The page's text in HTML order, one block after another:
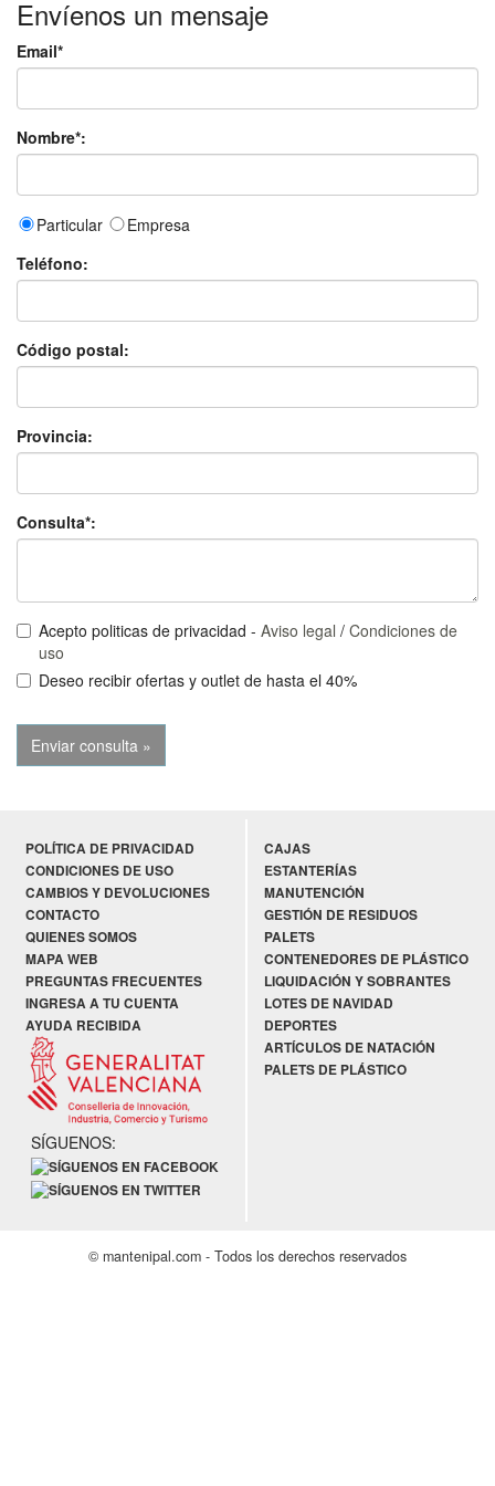
Envíenos un mensaje
Email*
Nombre*:
Particular
Empresa
Teléfono:
Código postal:
Provincia:
Consulta*:
Acepto politicas de privacidad - Aviso legal / Condiciones de
uso
Deseo recibir ofertas y outlet de hasta el 40%
POLÍTICA DE PRIVACIDAD
CONDICIONES DE USO
CAMBIOS Y DEVOLUCIONES
CONTACTO
QUIENES SOMOS
MAPA WEB
PREGUNTAS FRECUENTES
INGRESA A TU CUENTA
AYUDA RECIBIDA
SÍGUENOS:
CAJAS
ESTANTERÍAS
MANUTENCIÓN
GESTIÓN DE RESIDUOS
PALETS
CONTENEDORES DE PLÁSTICO
LIQUIDACIÓN Y SOBRANTES
LOTES DE NAVIDAD
DEPORTES
ARTÍCULOS DE NATACIÓN
PALETS DE PLÁSTICO
© mantenipal.com - Todos los derechos reservados